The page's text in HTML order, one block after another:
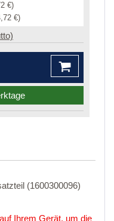
€)
€)
(1600300096)
Ihrem Gerät, um die